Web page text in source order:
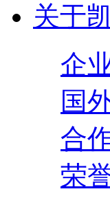
关于
企
国
合
荣